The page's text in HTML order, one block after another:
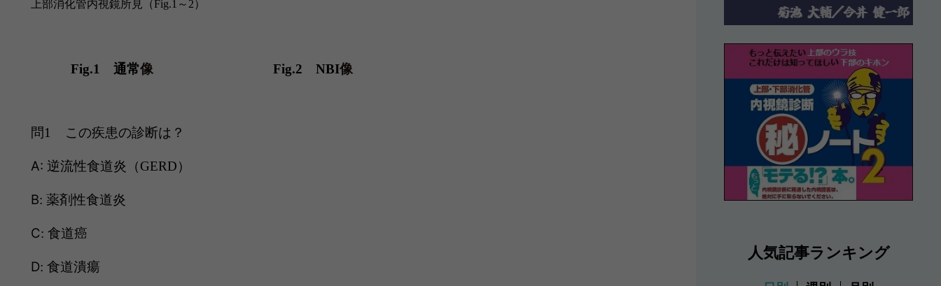
上部消化管内視鏡所見（Fig.1～2）
Fig.1 通常像 Fig.2 NBI像
問1 この疾患の診断は？
A: 逆流性食道炎（GERD）
B: 薬剤性食道炎
C: 食道癌
D: 食道潰瘍
人気記事ランキング